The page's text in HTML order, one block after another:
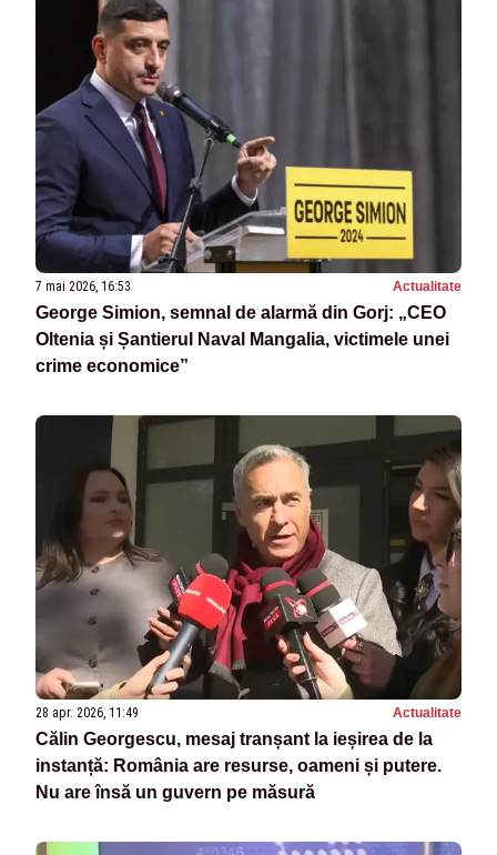
7 mai 2026, 16:53 Actualitate
George Simion, semnal de alarmă din Gorj: „CEO
Oltenia și Șantierul Naval Mangalia, victimele unei
crime economice”
28 apr. 2026, 11:49 Actualitate
Călin Georgescu, mesaj tranșant la ieșirea de la
instanță: România are resurse, oameni și putere.
Nu are însă un guvern pe măsură